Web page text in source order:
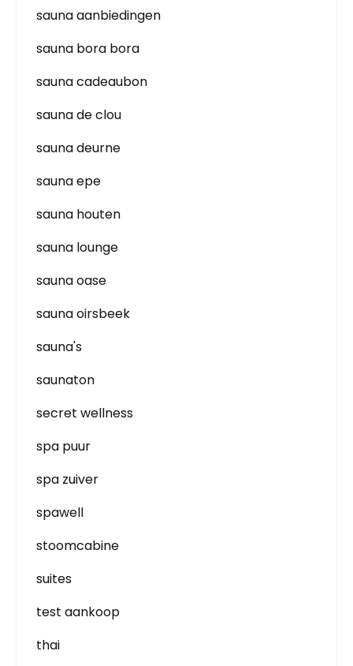
sauna aanbiedingen
sauna bora bora
sauna cadeaubon
sauna de clou
sauna deurne
sauna epe
sauna houten
sauna lounge
sauna oase
sauna oirsbeek
sauna's
saunaton
secret wellness
spa puur
spa zuiver
spawell
stoomcabine
suites
test aankoop
thai